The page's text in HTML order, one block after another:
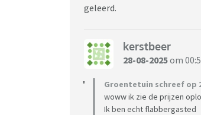
geleerd.
kerstbeer
28-08-2025om
Groentetuin schreef op
woww ik zie de prijzen
Ik ben echt flabbergasted